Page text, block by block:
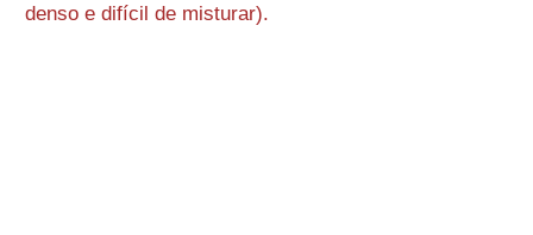
denso e difícil de misturar).